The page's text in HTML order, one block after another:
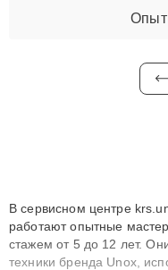
Опыт
В сервисном центре
работают опытные
стажем от 5 до 12 лет.
техники бренда Unox,